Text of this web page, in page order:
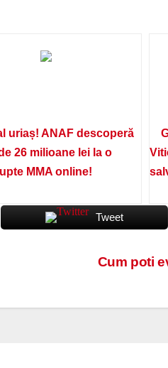
uriaș! ANAF descoperă
26 milioane lei la o
MMA online!
Tweet
Cum poti